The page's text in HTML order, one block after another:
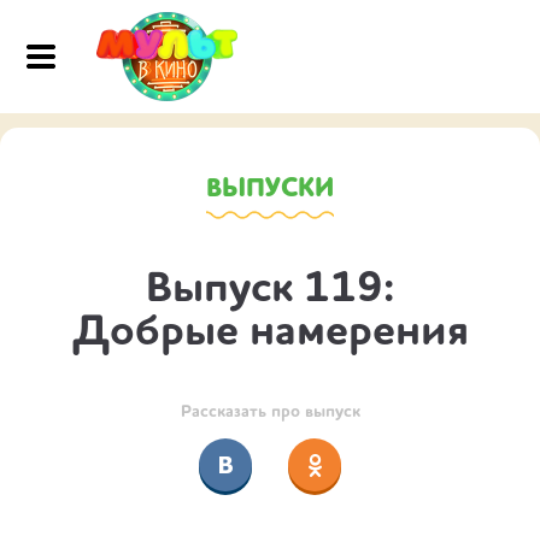
ВЫПУСКИ
Выпуск 119:
Добрые намерения
Рассказать про выпуск